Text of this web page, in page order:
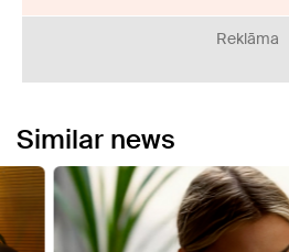
Reklāma
Similar news